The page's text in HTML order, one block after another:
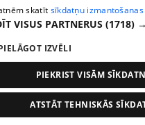
Portāla palīdzības dienests: e-
All rights reserved.
Ziņas Meklēt
skatīt sīkdatņu
VISUS PARTNERUS (1718) →
IZVĒLI
PIEKRIST VISĀM
ATSTĀT TEHNISKĀS